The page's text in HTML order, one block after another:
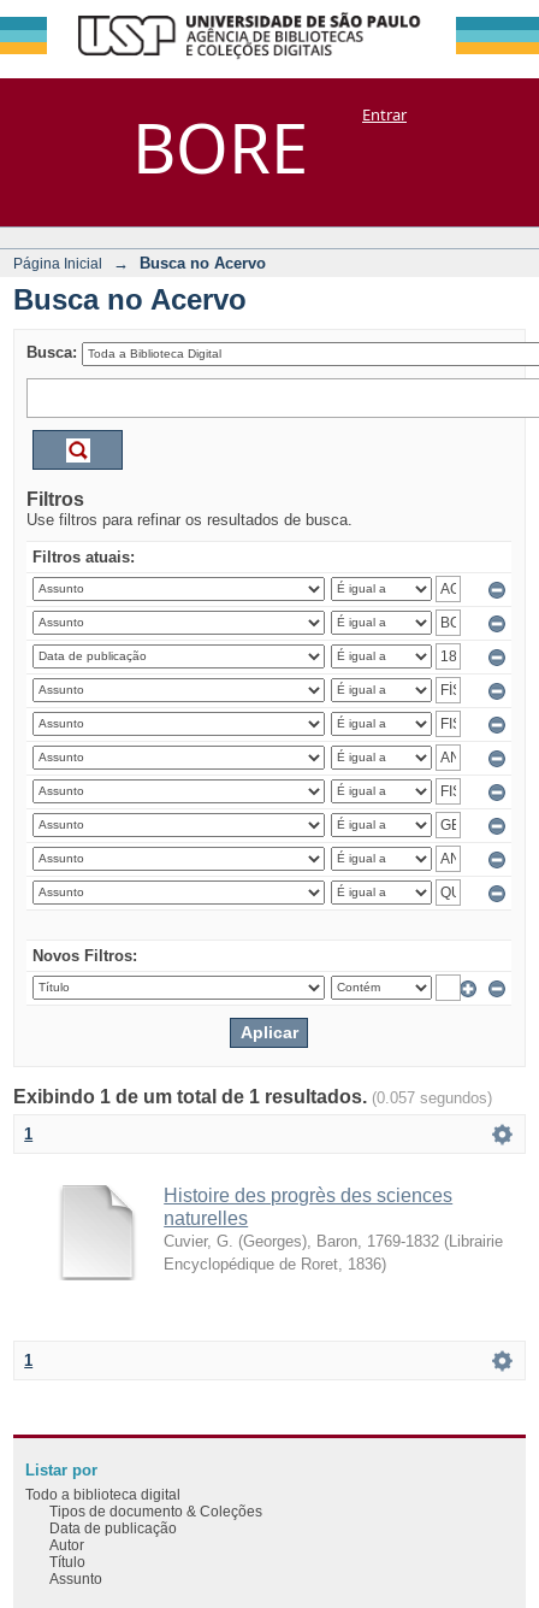
BORE
Busca no Acervo
DSpace/Manakin + CoriscoEntrar
Página Inicial → Busca no Acervo
Busca no Acervo
Busca:
Filtros
Use filtros para refinar os resultados de busca.
Filtros atuais:
Novos Filtros:
Exibindo 1 de um total de 1 resultados. (0.057 segundos)
1
Histoire des progrès des sciences
naturelles
Cuvier, G. (Georges), Baron, 1769-1832 ( Librairie
Encyclopédique de Roret 1836)
1
Listar por
Todo a biblioteca digital
Tipos de documento & Coleções
Data de publicação
Autor
Título
Assunto